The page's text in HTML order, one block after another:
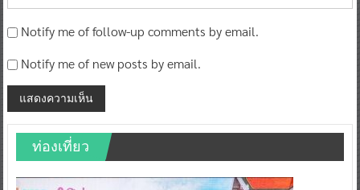
Notify me of follow-up comments by email.
Notify me of new posts by email.
ท่องเที่ยว